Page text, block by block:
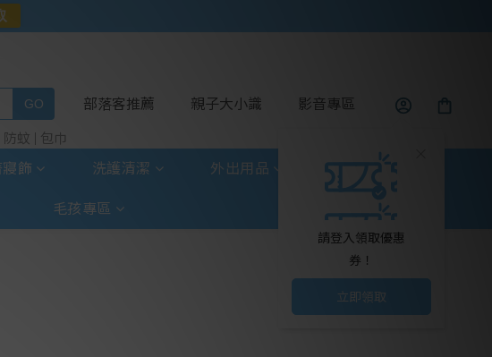
防蚊 包巾
部落客推薦 親子大小識 影音專區
請登入領取優惠
券！
立即領取
飾 洗護清潔 外出用品 玩具童書
毛孩專區